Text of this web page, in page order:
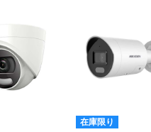
在庫限り